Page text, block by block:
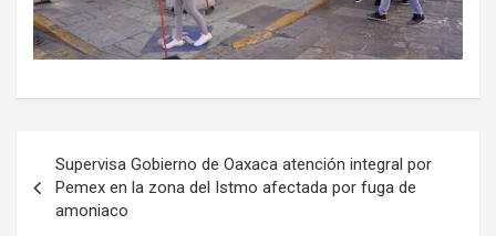
de
entradas
Supervisa Gobierno de Oaxaca atención integral por
Pemex en la zona del Istmo afectada por fuga de
amoniaco